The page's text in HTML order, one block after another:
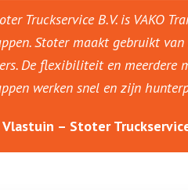
Truckservice B.V. is VAKO
Stoter maakt gebruikt
De flexibiliteit en meerdere
werken snel en zijn
Vlastuin – Stoter